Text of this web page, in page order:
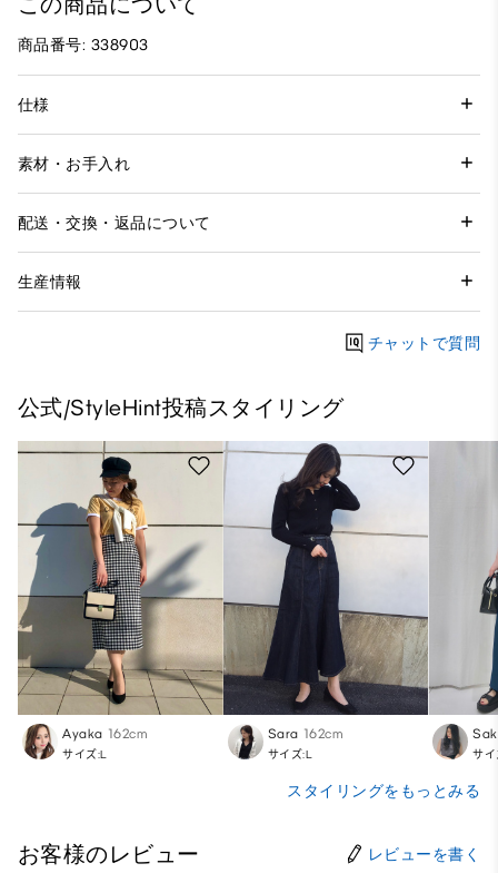
商品番号: 338903
仕様
素材・お手入れ
配送・交換・返品について
生産情報
チャットで質問
公式/StyleHint投稿スタイリング
Ayaka 162cm
サイズ:L
Sara 162cm
サイズ:L サ
スタイリングをもっとみる
お客様のレビュー レビューを書く